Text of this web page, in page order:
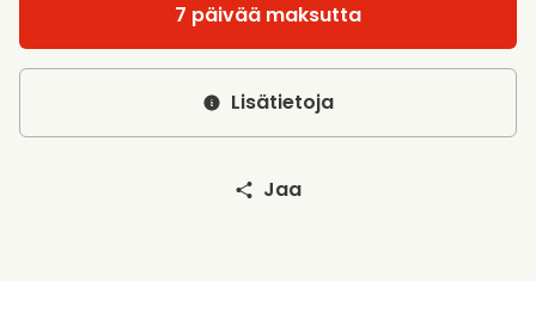
7 päivää maksutta
Lisätietoja
Jaa